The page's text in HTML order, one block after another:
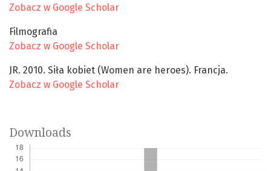
Zobacz w Google Scholar
Filmografia
Zobacz w Google Scholar
JR. 2010. Siła kobiet (Women are heroes). Francja.
Zobacz w Google Scholar
Downloads